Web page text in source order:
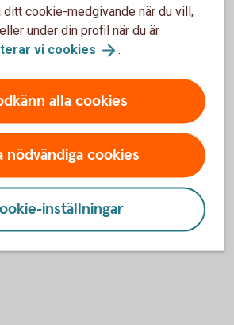
innehåll behöver du först
för cookies
ditt cookie-medgivande när du vill,
under din profil när du är
vi cookies .
alla cookies
nödvändiga cookies
inställningar